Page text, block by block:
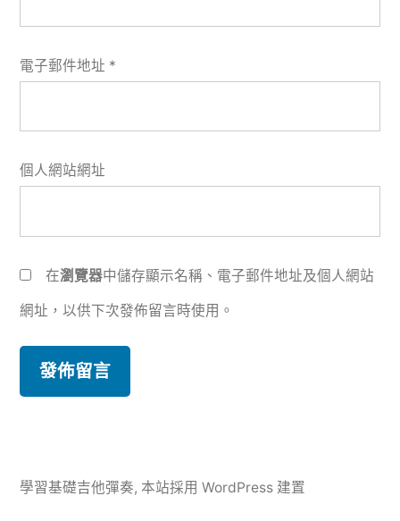
電子郵件地址 *
個人網站網址
在瀏覽器中儲存顯示名稱、電子郵件地址及個人網站
網址，以供下次發佈留言時使用。
學習基礎吉他彈奏, 本站採用 WordPress 建置